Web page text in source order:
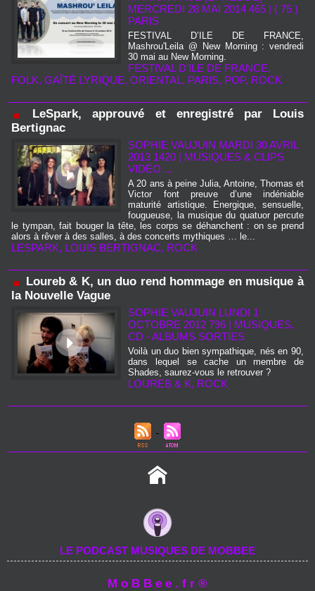
MERCREDI 28 MAI 2014 465 | ( 75 )
PARIS
FESTIVAL D’ILE DE FRANCE,
Mashrou'Leila @ New Morning : vendredi
30 mai au New Morning.
FESTIVAL D’ILE DE FRANCE,
FOLK, GAÎTÉ LYRIQUE, ORIENTAL, PARIS, POP, ROCK
LeSpark, approuvé et enregistré par Louis
Bertignac
SOPHIE VAUJUIN MARDI 30 AVRIL
2013 1420 | MUSIQUES & CLIPS
VIDÉO ...
A 20 ans à peine Julia, Antoine, Thomas et
Victor font preuve d’une indéniable
maturité artistique. Energique, sensuelle,
fougueuse, la musique du quatuor percute
le tympan, fait bouger la tête, les corps se déhanchent : on se prend
alors à rêver à des salles, à des concerts mythiques … le...
LESPARK, LOUIS BERTIGNAC, ROCK
Loureb & K, un duo rend hommage en musique à
la Nouvelle Vague
SOPHIE VAUJUIN LUNDI 1
OCTOBRE 2012 796 | MUSIQUES,
CD - ALBUMS SORTIES
Voilà un duo bien sympathique, nés en 90,
dans lequel se cache un membre de
Shades, saurez-vous le retrouver ?
LOUREB & K, ROCK
LE PODCAST MUSIQUES DE MOBBEE
M o B B e e . f r ®